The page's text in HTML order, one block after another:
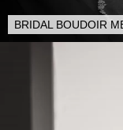
BRIDAL BOUDOIR